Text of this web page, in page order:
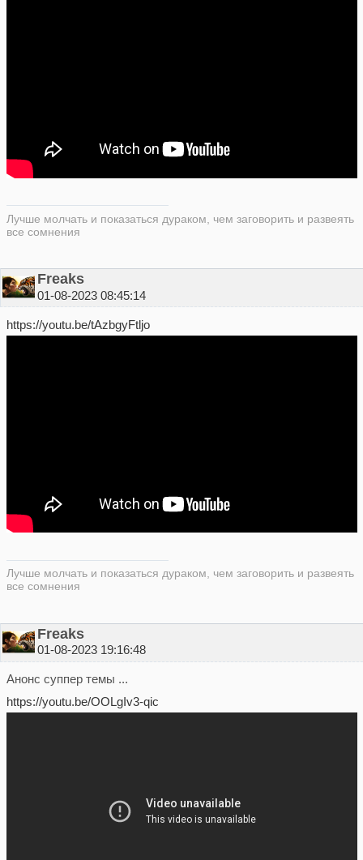
Лучше молчать и показаться дураком, чем заговорить и развеять
все сомнения
Freaks
01-08-2023 08:45:14
https://youtu.be/tAzbgyFtljo
Лучше молчать и показаться дураком, чем заговорить и развеять
все сомнения
Freaks
01-08-2023 19:16:48
Анонс суппер темы ...
https://youtu.be/OOLgIv3-qic